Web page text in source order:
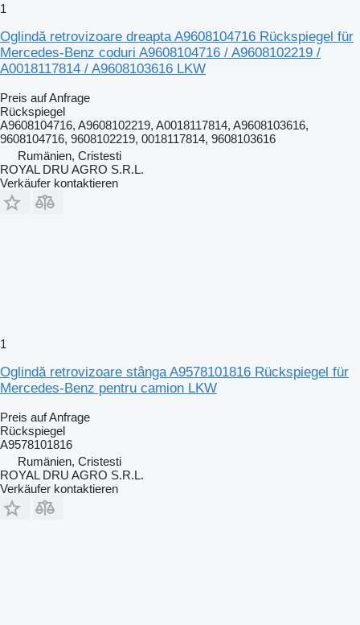
1
Oglindă retrovizoare dreapta A9608104716 Rückspiegel für
Mercedes-Benz coduri A9608104716 / A9608102219 /
A0018117814 / A9608103616 LKW
Preis auf Anfrage
Rückspiegel
A9608104716, A9608102219, A0018117814, A9608103616,
9608104716, 9608102219, 0018117814, 9608103616
Rumänien, Cristesti
ROYAL DRU AGRO S.R.L.
Verkäufer kontaktieren
1
Oglindă retrovizoare stânga A9578101816 Rückspiegel für
Mercedes-Benz pentru camion LKW
Preis auf Anfrage
Rückspiegel
A9578101816
Rumänien, Cristesti
ROYAL DRU AGRO S.R.L.
Verkäufer kontaktieren